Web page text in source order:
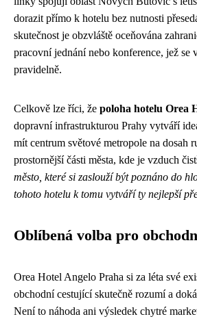
dorazit přímo k hotelu bez nutnosti
skutečnost je obzvláště oceňována
pracovní jednání nebo konference, jež se
pravidelně.
Celkově lze říci, že poloha hotelu Orea
dopravní infrastrukturou Prahy vytváří
mít centrum světové metropole na dosah
prostornější části města, kde je vzduch
město, které si zaslouží být poznáno do
tohoto hotelu k tomu vytváří ty nejlepší
Oblíbená volba pro
Orea Hotel Angelo Praha si za léta své
obchodní cestující skutečně rozumí a
Není to náhoda ani výsledek chytré